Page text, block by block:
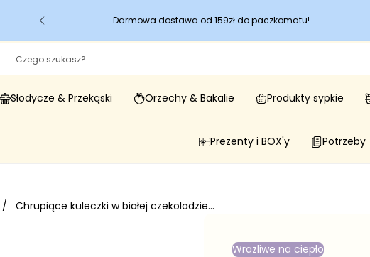
Witajcie w naszym sklepie!
Szukaj
Słodycze & Przekąski Orzechy & Bakalie Produkty sypkie
Prezenty i BOX'y Potrzeby
/ Chrupiące kuleczki w białej czekoladzie...
Wrażliwe na ciepło